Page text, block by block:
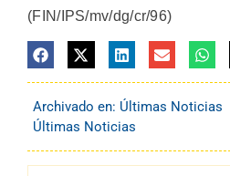
(FIN/IPS/mv/dg/cr/96)
Archivado en: Últimas Noticias
Últimas Noticias